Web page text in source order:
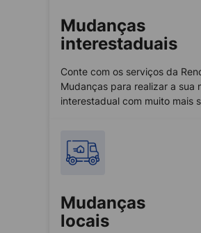
Mudanças
interestaduais
Conte com os serviços da
Mudanças para realizar a sua
interestadual com muito mais
Mudanças
locais